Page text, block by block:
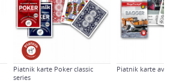
Univerzalno
7-8 let
Piatnik karte Poker classic
series
Piatnik karte